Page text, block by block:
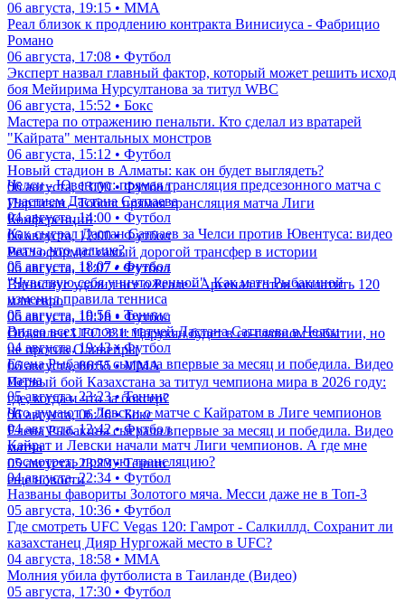
06 августа, 19:15 • ММА
Реал близок к продлению контракта Винисиуса - Фабрицио
Романо
06 августа, 17:08 • Футбол
Эксперт назвал главный фактор, который может решить исход
боя Мейирима Нурсултанова за титул WBC
06 августа, 15:52 • Бокс
Мастера по отражению пенальти. Кто сделал из вратарей
"Кайрата" ментальных монстров
06 августа, 15:12 • Футбол
Новый стадион в Алматы: как он будет выглядеть?
06 августа, 13:00 • Футбол
Партизан - Тобол: прямая трансляция матча Лиги
Конференций
06 августа, 12:00 • Футбол
Реал оформит самый дорогой трансфер в истории
06 августа, 11:07 • Футбол
Винисиус удалил все о Реале - Арсенал готов заплатить 120
млн евро
06 августа, 10:18 • Футбол
Объявлен UFC 331: Царукян будет в со-главном событии, но
не против Оливейры
06 августа, 06:55 • ММА
Первый бой Казахстана за титул чемпиона мира в 2026 году:
где, когда и что за боксер?
06 августа, 06:26 • Бокс
Елена Рыбакина сыграла впервые за месяц и победила. Видео
матча
05 августа, 23:23 • Теннис
еще новости
Челси - Ювентус: прямая трансляция предсезонного матча с
участием Дастана Сатпаева
04 августа, 14:00 • Футбол
Как сыграл Дастан Сатпаев за Челси против Ювентуса: видео
матча, что дальше?
05 августа, 18:07 • Футбол
"Чувствую себя уничтоженной". Как матч Рыбакиной
изменил правила тенниса
05 августа, 19:56 • Теннис
Видео всех голов и матчей Дастана Сатпаева в Челси
04 августа, 19:43 • Футбол
Елена Рыбакина сыграла впервые за месяц и победила. Видео
матча
05 августа, 23:23 • Теннис
Что думают в Левски о матче с Кайратом в Лиге чемпионов
04 августа, 12:42 • Футбол
Кайрат и Левски начали матч Лиги чемпионов. А где мне
посмотреть прямую трансляцию?
04 августа, 22:34 • Футбол
Названы фавориты Золотого мяча. Месси даже не в Топ-3
05 августа, 10:36 • Футбол
Где смотреть UFC Vegas 120: Гамрот - Салкиллд. Сохранит ли
казахстанец Дияр Нургожай место в UFC?
04 августа, 18:58 • ММА
Молния убила футболиста в Таиланде (Видео)
05 августа, 17:30 • Футбол